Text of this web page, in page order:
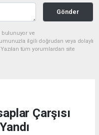
Gönder
bulunuyor ve
ilgili doğrudan veya dolaylı
tüm yorumlardan site
Çarşısı